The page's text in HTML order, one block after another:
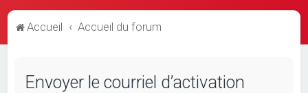
Accueil Accueil du forum
Envoyer le courriel d’activation